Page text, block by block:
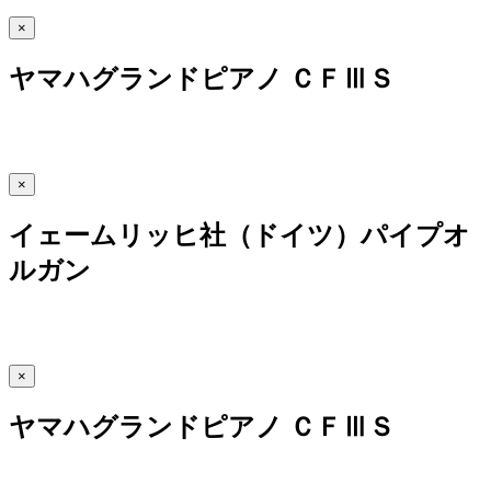
×
ヤマハグランドピアノ ＣＦⅢＳ
×
イェームリッヒ社（ドイツ）パイプオ
ルガン
×
ヤマハグランドピアノ ＣＦⅢＳ